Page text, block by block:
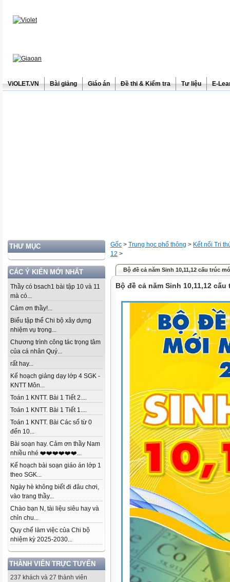
ViOLET.VN Bài giảng Giáo án Đề thi & Kiểm tra Tư liệu E-
THƯ MỤC
CÁC Ý KIẾN MỚI NHẤT
Thầy có bsach1 bài tập 10 và 11
mà có...
Cảm ơn thầy!...
Biểu tập thể Chi bộ xây dựng
nhiệm vụ trọng...
Chương trình công tác trọng tâm
của cá nhân Quý...
rất hay...
Kế hoạch giảng dạy lớp 4 SGK -
KNTT Môn...
Toán 1 KNTT. Bài 1 Tiết 2....
Toán 1 KNTT. Bài 1 Tiết 1....
Toán 1 KNTT. Bài Các số từ 0
đến 10...
Bài soạn hay. Cảm ơn thầy Nam
nhiều nhé ❤️❤️❤️❤️❤️❤️...
Kế hoạch bài soạn giáo án lớp 1
theo SGK...
Ngày hè không biết đi đâu chơi,
vào trang thầy...
Chào bạn N, tài liệu siêu hay và
chỉn chu...
Quy chế làm việc của Chi bộ
nhiệm kỳ 2025-2030...
THÀNH VIÊN TRỰC TUYẾN
237 khách và 27 thành viên
Gốc > Trung học phổ thông > Kết nối Tri
12 >
Bộ đề cả năm Sinh 10,11,12 cấu trúc
Bộ đề cả năm Sinh 10,11,12 cấu